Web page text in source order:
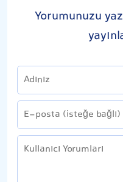
Yorumunuzu